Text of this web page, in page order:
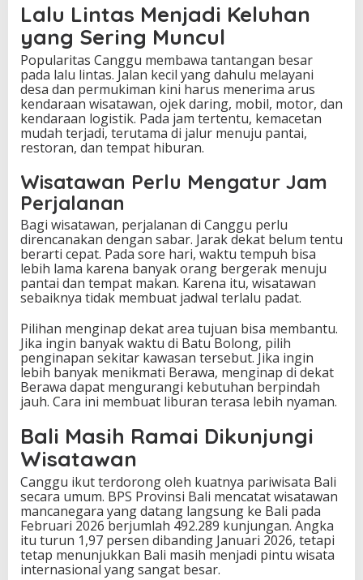
Lalu Lintas Menjadi Keluhan
yang Sering Muncul
Popularitas Canggu membawa tantangan besar
pada lalu lintas. Jalan kecil yang dahulu melayani
desa dan permukiman kini harus menerima arus
kendaraan wisatawan, ojek daring, mobil, motor, dan
kendaraan logistik. Pada jam tertentu, kemacetan
mudah terjadi, terutama di jalur menuju pantai,
restoran, dan tempat hiburan.
Wisatawan Perlu Mengatur Jam
Perjalanan
Bagi wisatawan, perjalanan di Canggu perlu
direncanakan dengan sabar. Jarak dekat belum tentu
berarti cepat. Pada sore hari, waktu tempuh bisa
lebih lama karena banyak orang bergerak menuju
pantai dan tempat makan. Karena itu, wisatawan
sebaiknya tidak membuat jadwal terlalu padat.
Pilihan menginap dekat area tujuan bisa membantu.
Jika ingin banyak waktu di Batu Bolong, pilih
penginapan sekitar kawasan tersebut. Jika ingin
lebih banyak menikmati Berawa, menginap di dekat
Berawa dapat mengurangi kebutuhan berpindah
jauh. Cara ini membuat liburan terasa lebih nyaman.
Bali Masih Ramai Dikunjungi
Wisatawan
Canggu ikut terdorong oleh kuatnya pariwisata Bali
secara umum. BPS Provinsi Bali mencatat wisatawan
mancanegara yang datang langsung ke Bali pada
Februari 2026 berjumlah 492.289 kunjungan. Angka
itu turun 1,97 persen dibanding Januari 2026, tetapi
tetap menunjukkan Bali masih menjadi pintu wisata
internasional yang sangat besar.